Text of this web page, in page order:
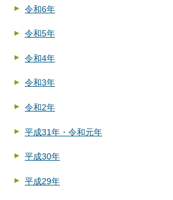
令和6年
令和5年
令和4年
令和3年
令和2年
平成31年・令和元年
平成30年
平成29年